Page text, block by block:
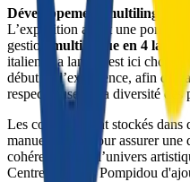
Développement multilingue
L’exposition ayant une portée
gestion
multilingue en 4
italien.
La langue est ici
début de l’expérience, afin de
respectueuse de la diversité des
Les contenus sont stockés
manuellement pour assurer
cohérence avec l’univers
Centre Georges Pompidou